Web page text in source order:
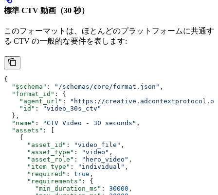
標準 CTV 動画（30 秒）
このフォーマットは、ほとんどのプラットフォームに共通す
る CTV の一般的な要件を表します:
{
  "$schema"
: "/schemas/core/format.json" ,
  "format_id"
: {
    "agent_url"
:
"https://
    "id"
:
"video_30s_ctv"
  },
  "name"
: "CTV Video - 30 seconds" ,
  "assets"
: [
    {
      "asset_id"
: "video_file" ,
      "asset_type"
: "video" ,
      "asset_role"
: "hero_video" ,
      "item_type"
: "individual" ,
      "required"
: true ,
      "requirements"
: {
        "min_duration_ms"
: 30000 ,